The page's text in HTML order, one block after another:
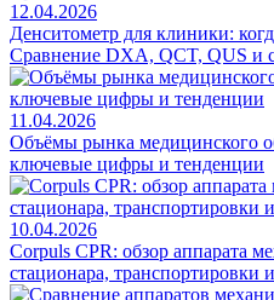
12.04.2026
Денситометр для клиники:
Сравнение DXA, QCT, QUS и
11.04.2026
Объёмы рынка медицинского
ключевые цифры и тенденции
10.04.2026
Corpuls CPR: обзор аппарата
стационара, транспортировки